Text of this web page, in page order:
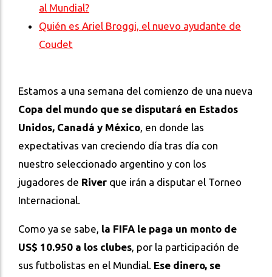
al Mundial?
Quién es Ariel Broggi, el nuevo ayudante de
Coudet
Estamos a una semana del comienzo de una nueva
Copa del mundo que se disputará en Estados
Unidos, Canadá y México, en donde las
expectativas van creciendo día tras día con
nuestro seleccionado argentino y con los
jugadores de River que irán a disputar el Torneo
Internacional.
Como ya se sabe, la FIFA le paga un monto de
US$ 10.950 a los clubes, por la participación de
sus futbolistas en el Mundial. Ese dinero, se